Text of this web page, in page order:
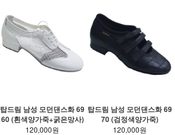
탑드림 남성 모던댄스화 69
60 (흰색양가죽+굵은망사)
120,000원
탑드림 남성 모던댄스화 69
70 (검정색양가죽)
120,000원